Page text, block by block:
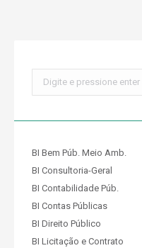
BI Bem Púb. Meio Amb.
BI Consultoria-Geral
BI Contabilidade Púb.
BI Contas Públicas
BI Direito Público
BI Licitação e Contrato